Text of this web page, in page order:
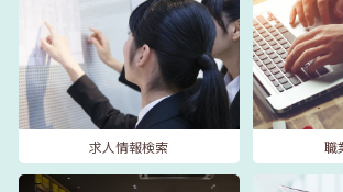
求人情報検索 職